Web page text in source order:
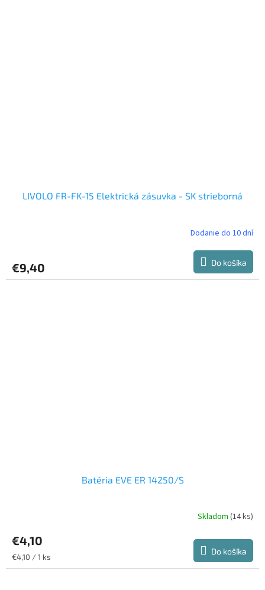
LIVOLO FR-FK-15 Elektrická zásuvka - SK strieborná
Dodanie do 10 dní
€9,40 Do košíka
Batéria EVE ER 14250/S
Skladom (14 ks)
€4,10
Jednotková
cena:
€4,10 / 1 ks
Do košíka